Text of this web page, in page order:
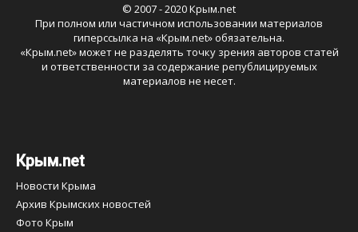
© 2007 - 2020 Крым.net
При полном или частичном использовании материалов
гиперссылка на «Крым.net» обязательна.
«Крым.net» может не разделять точку зрения авторов статей
и ответственности за содержание републицируемых
материалов не несет.
Крым.net
Новости Крыма
Архив Крымских новостей
Фото Крым